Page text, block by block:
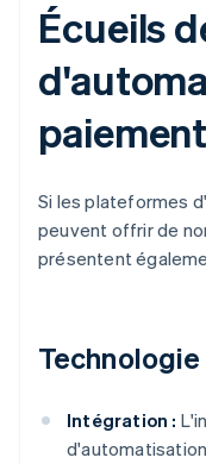
Écueils
Si les plateformes
peuvent offrir de
présentent
Technologie
Intégration :